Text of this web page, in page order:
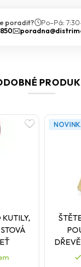
poradit?
Po–Pá: